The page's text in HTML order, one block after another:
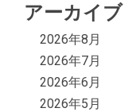
アーカイブ
2026年8月
2026年7月
2026年6月
2026年5月